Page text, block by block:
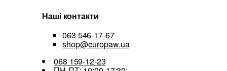
Наші контакти
063 546-17-67
shop@europaw.ua
068 159-12-23